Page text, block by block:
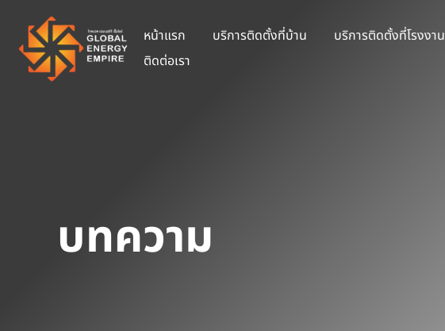
หน้าแรก บริการติดตั้งที่บ้าน บริการติดตั้งที่โรงงาน
ติดต่อเรา
บทความ